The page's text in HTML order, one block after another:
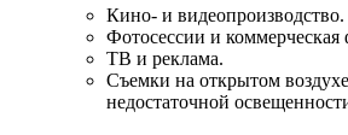
Кино- и видеопроизводство.
Фотосессии и коммерческая
ТВ и реклама.
Съемки на открытом
недостаточной